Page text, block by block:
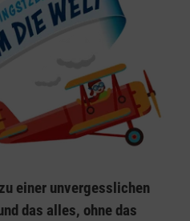
einer unvergesslichen
das alles, ohne das